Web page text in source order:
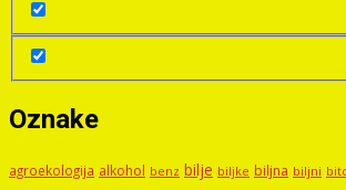
Oznake
agroekologija alkohol benz bilje biljke biljna biljni